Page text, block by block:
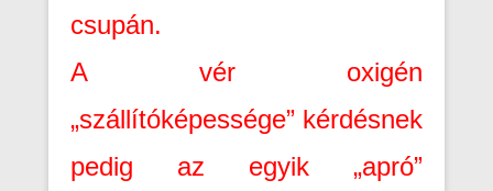
csupán.
A vér oxigén
„szállítóképessége” kérdésnek
pedig az egyik „apró”